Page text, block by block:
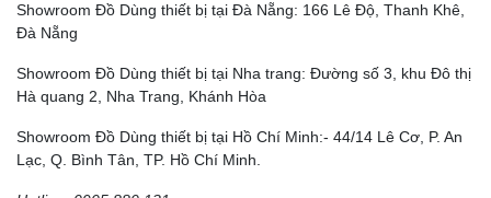
Showroom Đồ Dùng thiết bị tại Đà Nẵng: 166 Lê Độ, Thanh Khê,
Đà Nẵng
Showroom Đồ Dùng thiết bị tại Nha trang: Đường số 3, khu Đô thị
Hà quang 2, Nha Trang, Khánh Hòa
Showroom Đồ Dùng thiết bị tại Hồ Chí Minh:- 44/14 Lê Cơ, P. An
Lạc, Q. Bình Tân, TP. Hồ Chí Minh.